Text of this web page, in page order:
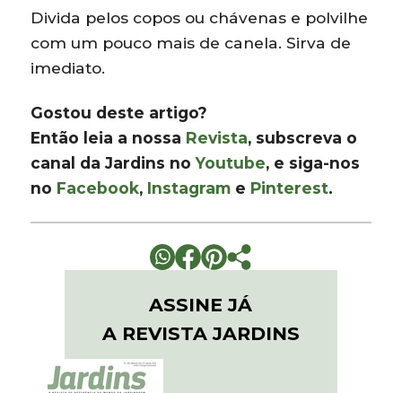
Divida pelos copos ou chávenas e polvilhe
com um pouco mais de canela. Sirva de
imediato.
Gostou deste artigo?
Então leia a nossa Revista, subscreva o
canal da Jardins noYoutube, e siga-nos
no Facebook, Instagram e Pinterest.
ASSINE JÁ
A REVISTA JARDINS